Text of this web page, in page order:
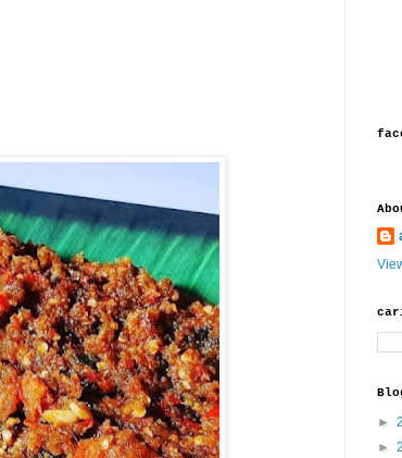
►
►